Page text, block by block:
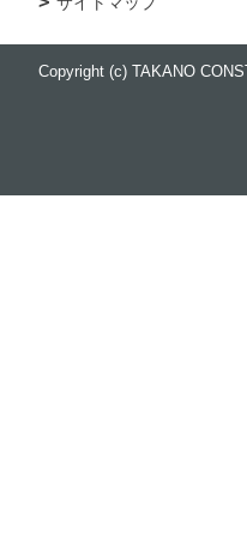
Copyright (c) TAKANO